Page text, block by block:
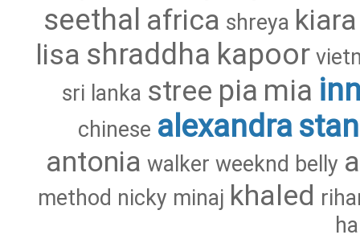
seethal africa shreya kiara
lisa shraddha kapoor
sri lanka stree pia mia
chinese alexandra stan
antonia walker weeknd belly
method nicky minaj khaled